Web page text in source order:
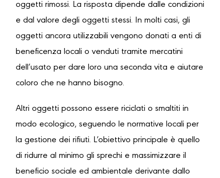
oggetti rimossi. La risposta dipende dalle condizioni
e dal valore degli oggetti stessi. In molti casi, gli
oggetti ancora utilizzabili vengono donati a enti di
beneficenza locali o venduti tramite mercatini
dell’usato per dare loro una seconda vita e aiutare
coloro che ne hanno bisogno.
Altri oggetti possono essere riciclati o smaltiti in
modo ecologico, seguendo le normative locali per
la gestione dei rifiuti. L’obiettivo principale è quello
di ridurre al minimo gli sprechi e massimizzare il
beneficio sociale ed ambientale derivante dallo